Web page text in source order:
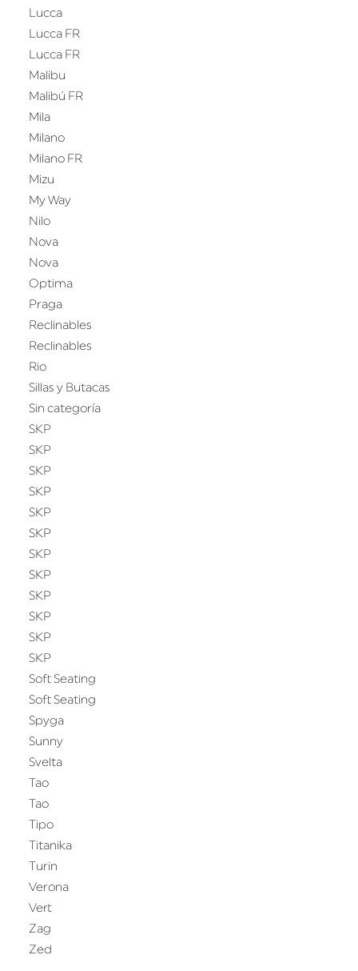
Lucca
Lucca FR
Lucca FR
Malibu
Malibú FR
Mila
Milano
Milano FR
Mizu
My Way
Nilo
Nova
Nova
Optima
Praga
Reclinables
Reclinables
Rio
Sillas y Butacas
Sin categoría
SKP
SKP
SKP
SKP
SKP
SKP
SKP
SKP
SKP
SKP
SKP
SKP
Soft Seating
Soft Seating
Spyga
Sunny
Svelta
Tao
Tao
Tipo
Titanika
Turin
Verona
Vert
Zag
Zed